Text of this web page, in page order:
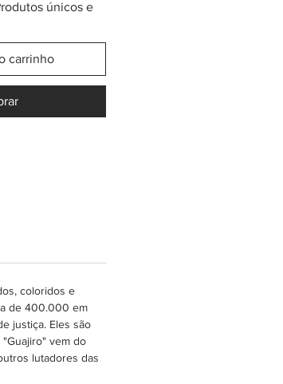
únicos e
acabamento é
Wayuu",
em couro para
porta-prato: 40cm
carrinho
coloridos e
de 400.000 em
justiça. Eles são
vem do
lutadores das